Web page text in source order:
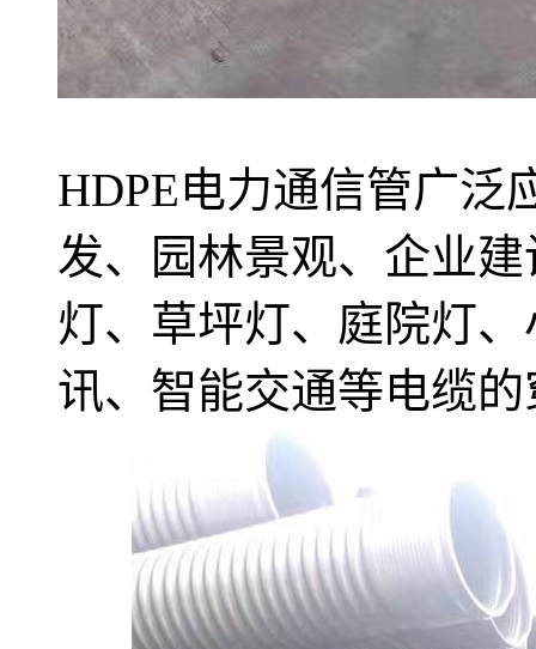
HDPE电力通信管广泛
发、园林景观、企业
灯、草坪灯、庭院灯
讯、智能交通等电缆